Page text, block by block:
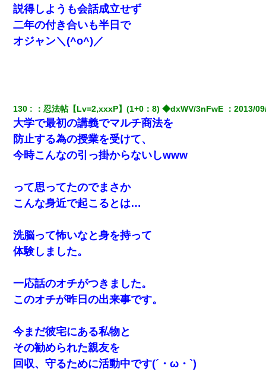
説得しようも会話成立せず
二年の付き合いも半日で
オジャン＼(^o^)／
130 ：忍法帖【Lv=2,xxxP】(1+0：8) ◆dxWV/3nFwE ：2013/
大学で最初の講義でマルチ商法を
防止する為の授業を受けて、
今時こんなの引っ掛からないしwww
って思ってたのでまさか
こんな身近で起こるとは…
洗脳って怖いなと身を持って
体験しました。
一応話のオチがつきました。
このオチが昨日の出来事です。
今まだ彼宅にある私物と
その勧められた親友を
回収、守るために活動中です(´・ω・`)